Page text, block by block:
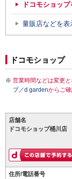
ドコモショッ
量販店などを表
ドコモショップ
営業時間などは変更
プ／d gardenからご確
店舗名
ドコモショップ桶川店
住所/電話番号